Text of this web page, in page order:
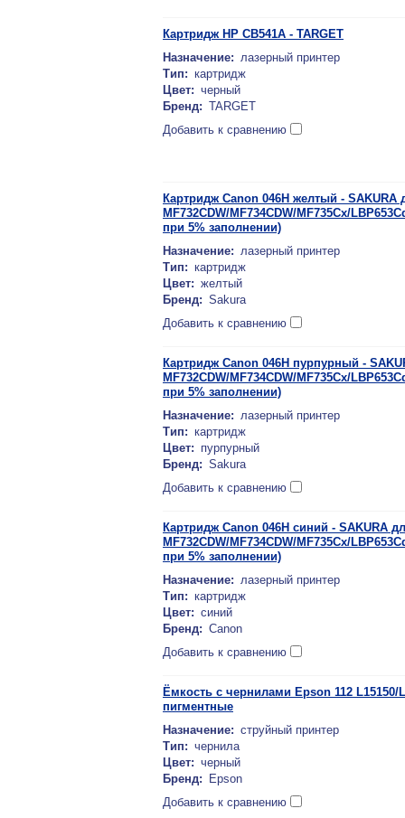
Картридж HP CB541A - TARGET
Назначение: лазерный принтер
Тип: картридж
Цвет: черный
Бренд: TARGET
Добавить к сравнению
Картридж Canon 046H желтый - SAKURA
MF732CDW/MF734CDW/MF735Cx/
при 5% заполнении)
Назначение: лазерный принтер
Тип: картридж
Цвет: желтый
Бренд: Sakura
Добавить к сравнению
Картридж Canon 046H пурпурный -
MF732CDW/MF734CDW/MF735Cx/
при 5% заполнении)
Назначение: лазерный принтер
Тип: картридж
Цвет: пурпурный
Бренд: Sakura
Добавить к сравнению
Картридж Canon 046H синий - SAKURA
MF732CDW/MF734CDW/MF735Cx/
при 5% заполнении)
Назначение: лазерный принтер
Тип: картридж
Цвет: синий
Бренд: Canon
Добавить к сравнению
Ёмкость с чернилами Epson 112 L15150/
пигментные
Назначение: струйный принтер
Тип: чернила
Цвет: черный
Бренд:
Epson
Добавить к сравнению